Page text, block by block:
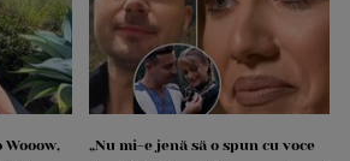
Wooow,
„Nu mi-e jenă să o spun cu voce